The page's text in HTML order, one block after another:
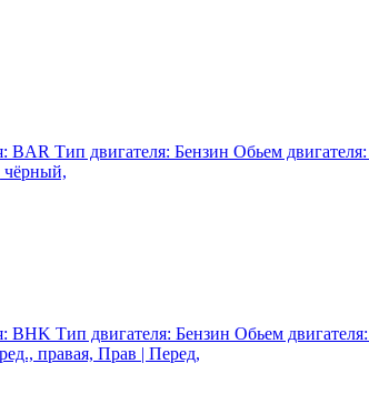
Тип двигателя: Бензин Обьем
чёрный,
Тип двигателя: Бензин Обьем
правая, Прав | Перед,